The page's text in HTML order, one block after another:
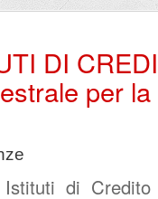
DI
per
di